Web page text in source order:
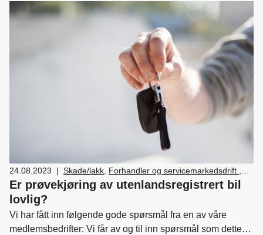
organisasjonsnummer i stedet for hovedenhetens nummer.
Dette endres uten gebyrer, og nye godkjenningsbevis
sendes automatisk via Altinn når endringen er fullført.
24.08.2023 | Skade/lakk Forhandler og servicemarkedsdrift
Verksted, vedlikehold og reparasjon av bil
Er prøvekjøring av utenlandsregistrert bil
lovlig?
Vi har fått inn følgende gode spørsmål fra en av våre
medlemsbedrifter: Vi får av og til inn spørsmål som dette